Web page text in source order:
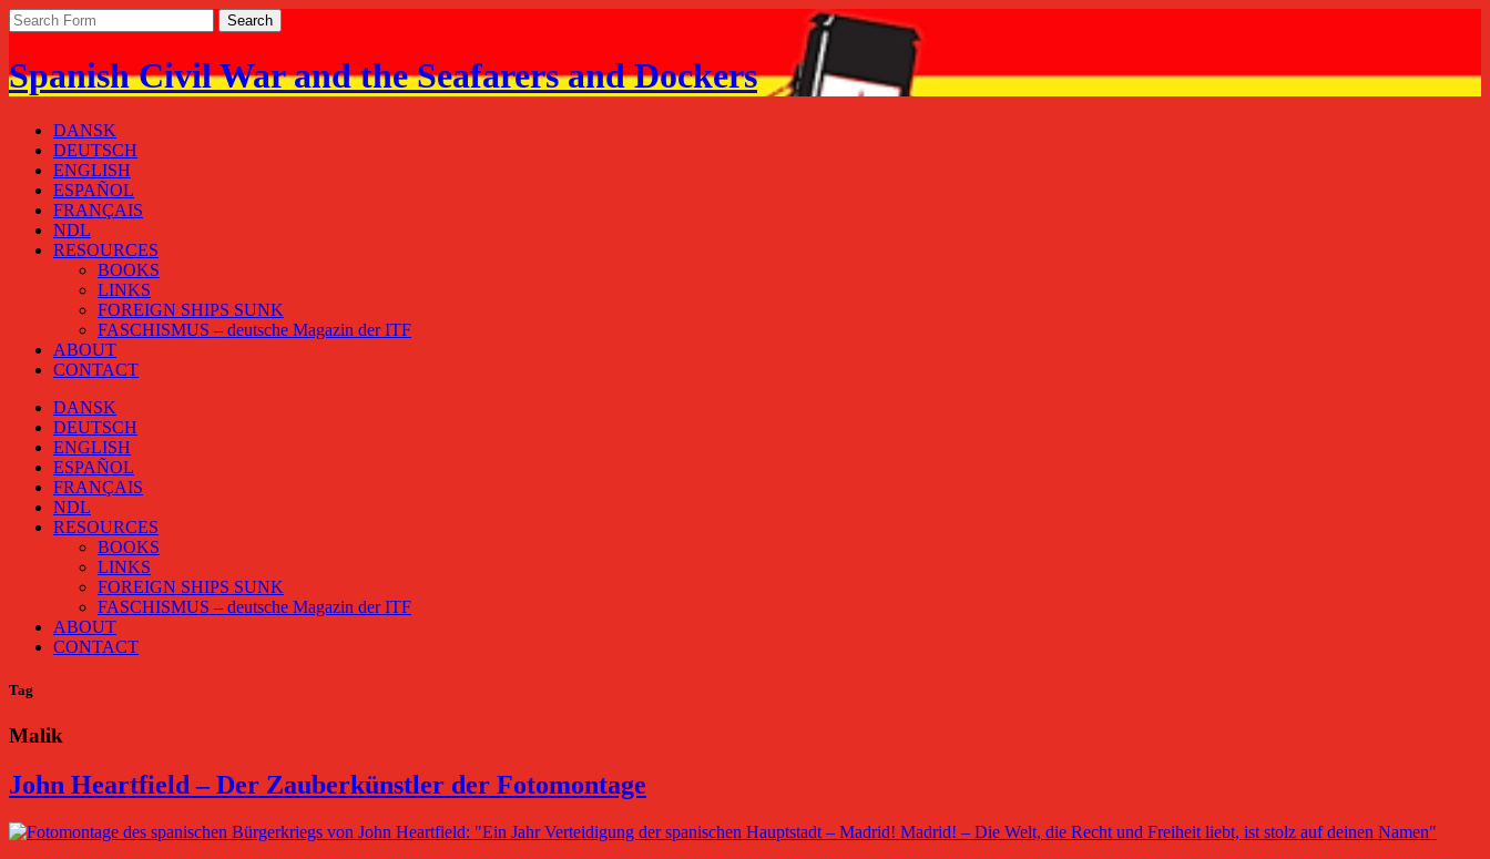
Spanish Civil War and the Seafarers and Dockers
DANSK
DEUTSCH
ENGLISH
ESPAÑOL
FRANÇAIS
NDL
RESOURCES
BOOKS
LINKS
FOREIGN SHIPS SUNK
FASCHISMUS – deutsche Magazin der ITF
ABOUT
CONTACT
DANSK
DEUTSCH
ENGLISH
ESPAÑOL
FRANÇAIS
NDL
RESOURCES
BOOKS
LINKS
FOREIGN SHIPS SUNK
FASCHISMUS – deutsche Magazin der ITF
ABOUT
CONTACT
Tag
Malik
John Heartfield – Der Zauberkünstler der Fotomontage